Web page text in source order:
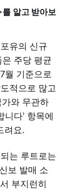
알고 받아보
유의 신규
주당 평균
월 기준으로
적으로 많고
와 무관하
다’ 항목에
려요.
는 루트로는
보 발매 소
부지런히